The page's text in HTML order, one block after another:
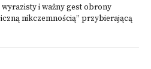
i ważny gest obrony
nikczemnością” przybierającą